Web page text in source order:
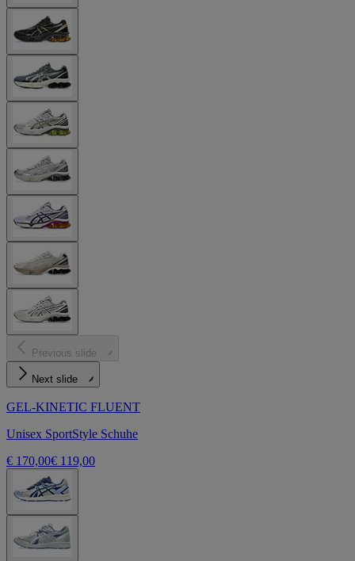
Previous slide
Next slide
GEL-KINETIC FLUENT
Unisex SportStyle Schuhe
€ 170,00€ 119,00